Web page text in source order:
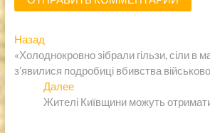
Навигация
по
записям
НазадПредыдущая
запись:
«Холоднокровно зібрали гільзи, сіли в
з’явилися подробиці вбивства
ДалееСледующая
запись:
Жителі Київщини можуть